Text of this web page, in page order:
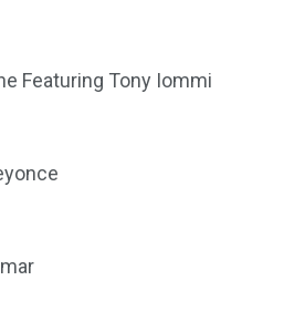
Featuring Tony Iommi